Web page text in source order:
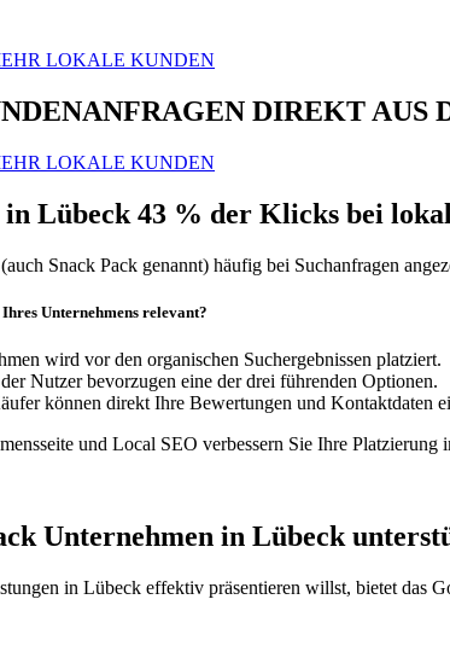
LOKALE KUNDEN
DIREKT AUS
LOKALE KUNDEN
Lübeck 43 % der Klicks bei
Snack Pack genannt) häufig bei Suchanfragen
Unternehmens relevant?
wird vor den organischen Suchergebnissen platziert.
Nutzer bevorzugen eine der drei führenden Optionen.
können direkt Ihre Bewertungen und Kontaktdaten
und Local SEO verbessern Sie Ihre
Unternehmen in Lübeck
in Lübeck effektiv präsentieren willst, bietet das